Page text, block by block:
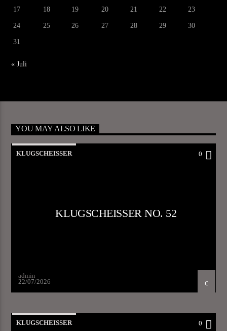
17 18 19 20 21 22 23
24 25 26 27 28 29 30
31
« Juli
YOU MAY ALSO LIKE
KLUGSCHEISSER 0
KLUGSCHEISSER NO. 52
admin
22/07/2026
KLUGSCHEISSER 0